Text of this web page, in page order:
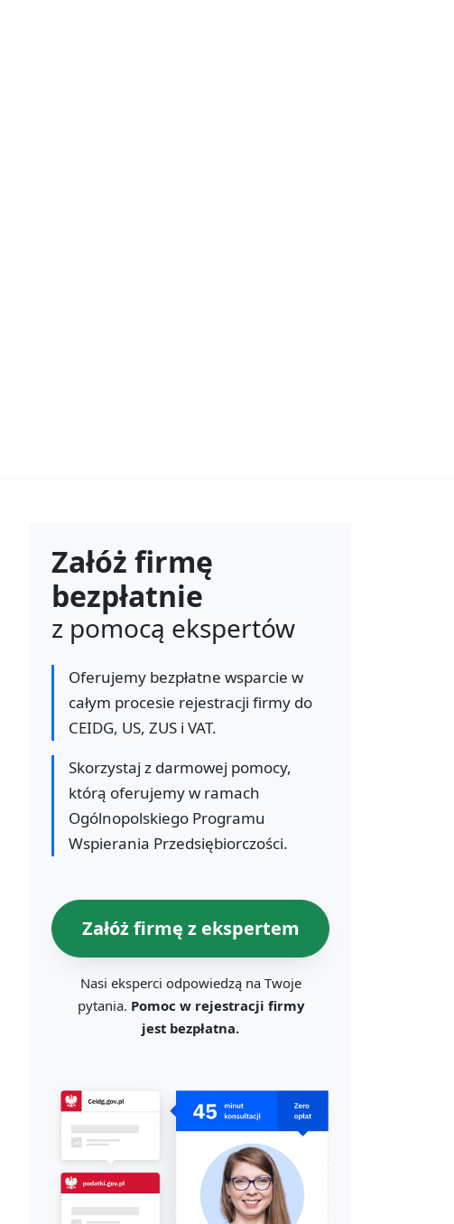
Załóż firmę
bezpłatnie
z pomocą ekspertów
Oferujemy bezpłatne wsparcie w
całym procesie rejestracji firmy do
CEIDG, US, ZUS i VAT.
Skorzystaj z darmowej pomocy,
którą oferujemy w ramach
Ogólnopolskiego Programu
Wspierania Przedsiębiorczości.
Załóż firmę z ekspertem
Nasi eksperci odpowiedzą na Twoje
pytania. Pomoc w rejestracji firmy
jest bezpłatna.